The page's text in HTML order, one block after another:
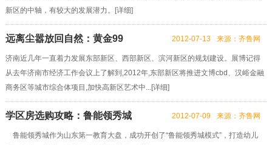
新区的中轴，有较大的发展潜力。[详细]
远离尘嚣放回自然：黄金99 来源：齐鲁网
2012-07-13
济南近几年一直着力发展东部新区、西部新区、滨河新区的规划建设。展博记得
从去年济南市经济工作会议上了解到,2012年,东部新区将推进文博cbd、汉峪金融
商务区等城市综合体项目,加快高新区艺术中...[详细]
学区房选购攻略：鲁能领秀城 来源：齐鲁网
2012-07-09
鲁能领秀城作为山东第一教育大盘，成功开创了“鲁能领秀城模式”，打造幼儿